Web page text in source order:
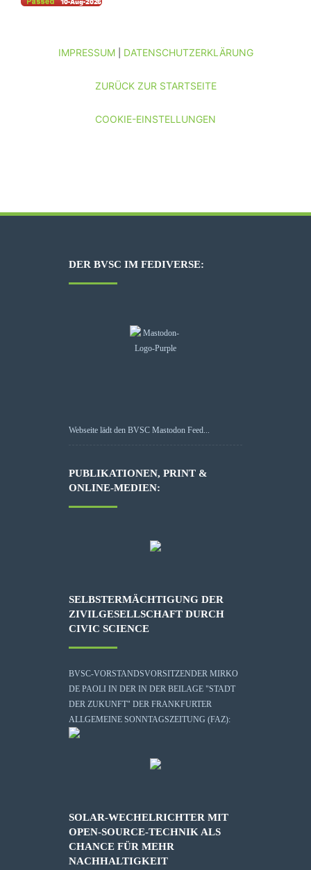
IMPRESSUM| DATENSCHUTZERKLÄRUNG
ZURÜCK ZUR STARTSEITE
COOKIE-EINSTELLUNGEN
DER BVSC IM FEDIVERSE:
Webseite lädt den BVSC Mastodon Feed...
PUBLIKATIONEN, PRINT &
ONLINE-MEDIEN:
SELBSTERMÄCHTIGUNG DER
ZIVILGESELLSCHAFT DURCH
CIVIC SCIENCE
BVSC-VORSTANDSVORSITZENDER MIRKO
DE PAOLI IN DER IN DER BEILAGE "STADT
DER ZUKUNFT" DER FRANKFURTER
ALLGEMEINE SONNTAGSZEITUNG (FAZ):
SOLAR-WECHELRICHTER MIT
OPEN-SOURCE-TECHNIK ALS
CHANCE FÜR MEHR
NACHHALTIGKEIT